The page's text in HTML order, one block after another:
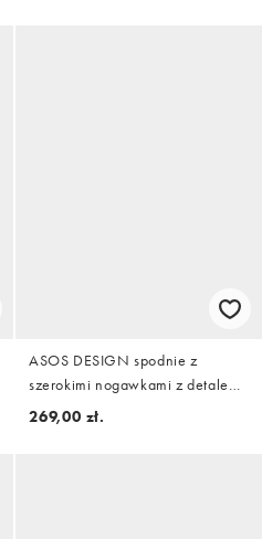
ASOS DESIGN spodnie z
szerokimi nogawkami z detalem
szalika we wzór conversation
269,00 zł.